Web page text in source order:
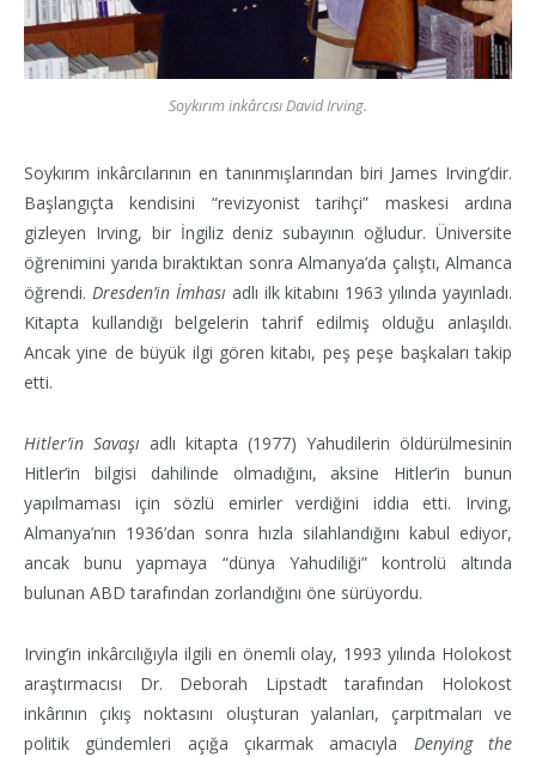
Soykırım inkârcısı David Irving.
Soykırım inkârcılarının en tanınmışlarından biri James Irving’dir.
Başlangıçta kendisini “revizyonist tarihçi” maskesi ardına
gizleyen Irving, bir İngiliz deniz subayının oğludur. Üniversite
öğrenimini yarıda bıraktıktan sonra Almanya’da çalıştı, Almanca
öğrendi. Dresden’in İmhası adlı ilk kitabını 1963 yılında yayınladı.
Kitapta kullandığı belgelerin tahrif edilmiş olduğu anlaşıldı.
Ancak yine de büyük ilgi gören kitabı, peş peşe başkaları takip
etti.
Hitler’in Savaşı adlı kitapta (1977) Yahudilerin öldürülmesinin
Hitler’in bilgisi dahilinde olmadığını, aksine Hitler’in bunun
yapılmaması için sözlü emirler verdiğini iddia etti. Irving,
Almanya’nın 1936’dan sonra hızla silahlandığını kabul ediyor,
ancak bunu yapmaya “dünya Yahudiliği” kontrolü altında
bulunan ABD tarafından zorlandığını öne sürüyordu.
Irving’in inkârcılığıyla ilgili en önemli olay, 1993 yılında Holokost
araştırmacısı Dr. Deborah Lipstadt tarafından Holokost
inkârının çıkış noktasını oluşturan yalanları, çarpıtmaları ve
politik gündemleri açığa çıkarmak amacıyla Denying the